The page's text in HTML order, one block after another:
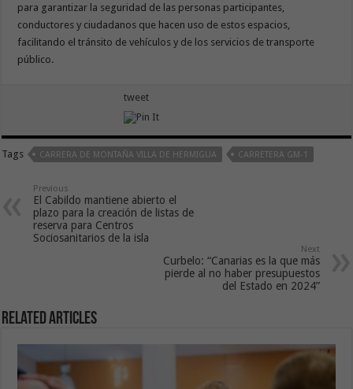
para garantizar la seguridad de las personas participantes,
conductores y ciudadanos que hacen uso de estos espacios,
facilitando el tránsito de vehículos y de los servicios de transporte
público.
tweet
Tags CARRERA DE MONTAÑA VILLA DE HERMIGUA CARRETERA GM-1
Previous
El Cabildo mantiene abierto el
plazo para la creación de listas de
reserva para Centros
Sociosanitarios de la isla
Next
Curbelo: “Canarias es la que más
pierde al no haber presupuestos
del Estado en 2024”
Related Articles